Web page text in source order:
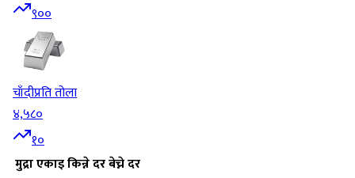
९००
चाँदीप्रति तोला
४,५८०
१०
मुद्राएकाइकिन्ने दरबेच्ने दर